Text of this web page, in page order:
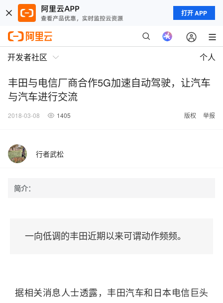
打开 APP
开发者社区 个人
丰田与电信厂商合作5G加速自动驾驶，让汽车
与汽车进行交流
2018-03-08 1405 版权 举报
行者武松
简介：
一向低调的丰田近期以来可谓动作频频。
据相关消息人士透露，丰田汽车和日本电信巨头